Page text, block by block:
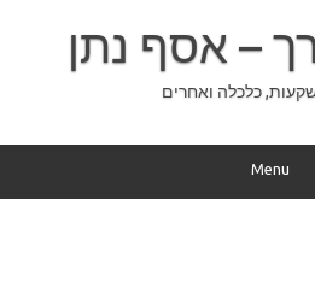
– אסף נתן
כלכלה ואחרים
Menu